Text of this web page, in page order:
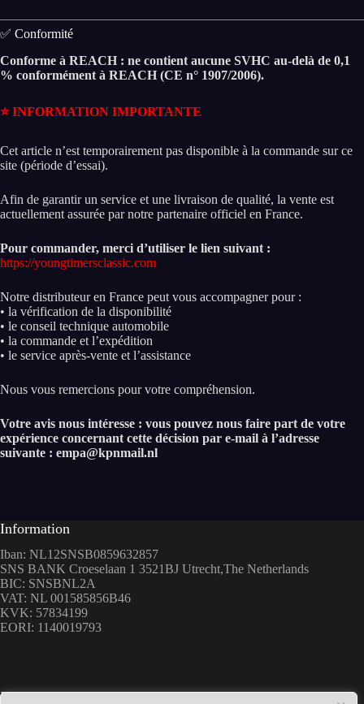
✅ Conformité
Conforme à REACH : ne contient aucune SVHC au-delà de 0,1
% conformément à REACH (CE n° 1907/2006).
⭐ INFORMATION IMPORTANTE
Cet article n’est temporairement pas disponible à la commande sur ce
site (période d’essai).
Afin de garantir un service et une livraison de qualité, la vente est
actuellement assurée par notre partenaire officiel en France.
Pour commander, merci d’utiliser le lien suivant :
https://youngtimersclassic.com
Notre distributeur en France peut vous accompagner pour :
• la vérification de la disponibilité
• le conseil technique automobile
• la commande et l’expédition
• le service après-vente et l’assistance
Nous vous remercions pour votre compréhension.
Votre avis nous intéresse : vous pouvez nous faire part de votre
expérience concernant cette décision par e-mail à l’adresse
suivante : empa@kpnmail.nl
Information
Iban: NL12SNSB0859632857
SNS BANK Croeselaan 1 3521BJ Utrecht,The Netherlands
BIC: SNSBNL2A
VAT: NL 001585856B46
KVK: 57834199
EORI: 1140019793
Menu